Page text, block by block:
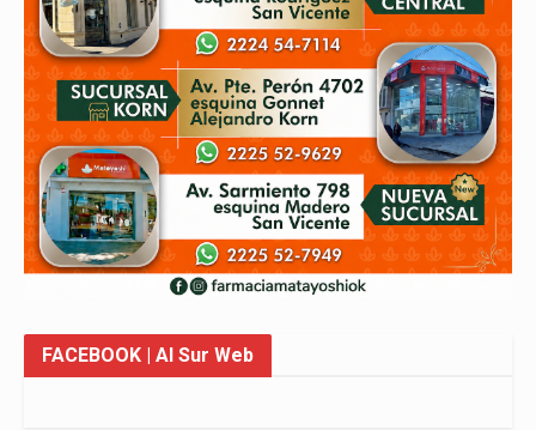
FACEBOOK | Al Sur Web